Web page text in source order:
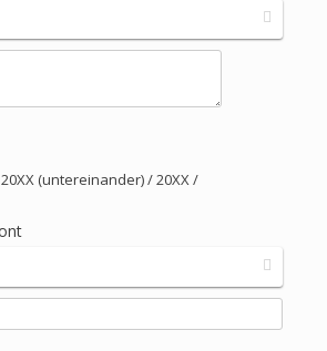
(untereinander) / 20XX /